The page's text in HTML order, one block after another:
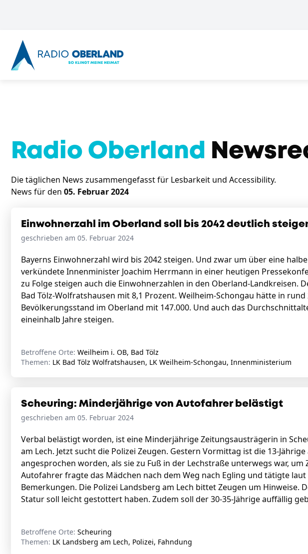
Radio Oberland
Die täglichen News zusammengefasst für Lesbarkeit und Accessibility.
News für den 05. Februar 2024
Einwohnerzahl im Oberland soll bis 2042 deutlich
geschrieben am 05. Februar 2024
Bayerns Einwohnerzahl wird bis 2042 steigen. Und zwar um über eine
verkündete Innenminister Joachim Herrmann in einer heutigen
zu Folge steigen auch die Einwohnerzahlen in den Oberland-Landkreisen.
Bad Tölz-Wolfratshausen mit 8,1 Prozent. Weilheim-Schongau hätte in rund
Bevölkerungsstand im Oberland mit 147.000. Und auch das
eineinhalb Jahre steigen.
Betroffene Orte: Weilheim i. OB, Bad Tölz
Themen: LK Bad Tölz Wolfratshausen, LK Weilheim-Schongau, Innenministerium
Scheuring: Minderjährige von Autofahrer belästigt
geschrieben am 05. Februar 2024
Verbal belästigt worden, ist eine Minderjährige Zeitungsausträgerin in
am Lech. Jetzt sucht die Polizei Zeugen. Gestern Vormittag ist die 13-
angesprochen worden, als sie zu Fuß in der Lechstraße unterwegs war, um
Autofahrer fragte das Mädchen nach dem Weg nach Egling und tätigte
Bemerkungen. Die Polizei Landsberg am Lech bittet Zeugen um Hinweise.
Statur soll leicht gestottert haben. Zudem soll der 30-35-Jährige auffällig
Betroffene Orte: Scheuring
Themen: LK Landsberg am Lech, Polizei, Fahndung